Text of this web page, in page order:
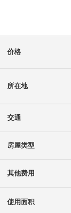
价格
所在地
交通
房屋类型
其他费用
使用面积